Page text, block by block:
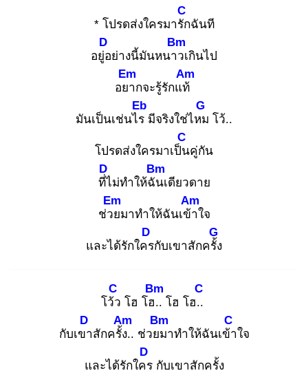
* โปรดส่งใครมารัก
C
ฉันที
อยู่อ
D
ย่างนี้มันหนาว
Bm
เกินไป
อยา
Em
กจะรู้รักแท้
Am
มันเป็นเช่นไร
Eb
มีจริงใช่ไหม
G
โว้..
โปรดส่งใครมาเป็น
C
คู่กัน
ที่ไ
D
ม่ทำให้ฉัน
Bm
เดียวดาย
ช่วย
Em
มาทำให้ฉันเข้า
Am
ใจ
และได้รักใคร
D
กับเขาสักครั้ง
G
โว้ว
C
โฮ โฮ..
Bm
โฮ โฮ..
C
กับเขา
D
สักครั้ง.
Am
. ช่วยม
Bm
าทำให้ฉันเข้า
C
ใจ
และได้รักใคร
D
กับเขาสักครั้ง